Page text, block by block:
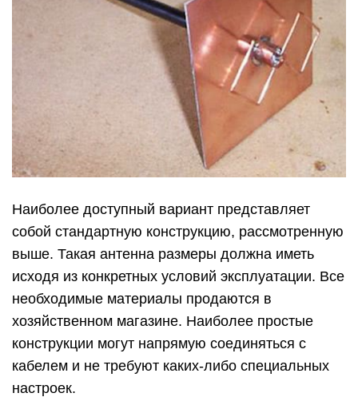
Наиболее доступный вариант представляет
собой стандартную конструкцию, рассмотренную
выше. Такая антенна размеры должна иметь
исходя из конкретных условий эксплуатации. Все
необходимые материалы продаются в
хозяйственном магазине. Наиболее простые
конструкции могут напрямую соединяться с
кабелем и не требуют каких-либо специальных
настроек.